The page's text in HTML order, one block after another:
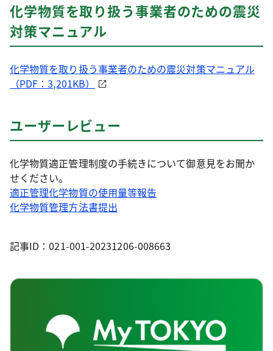
化学物質を取り扱う事業者のための震災
対策マニュアル
化学物質を取り扱う事業者のための震災対策マニュアル
（PDF：3,201KB）
ユーザーレビュー
化学物質適正管理制度の手続きについて御意見をお聞か
せください。
適正管理化学物質の使用量等報告
化学物質管理方法書提出
記事ID：021-001-20231206-008663